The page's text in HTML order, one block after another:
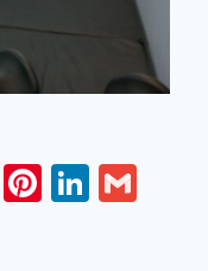
X
Pi Li